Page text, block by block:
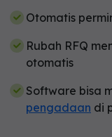
Otomatis
Rubah RFQ
otomatis
Software bisa
pengadaan di